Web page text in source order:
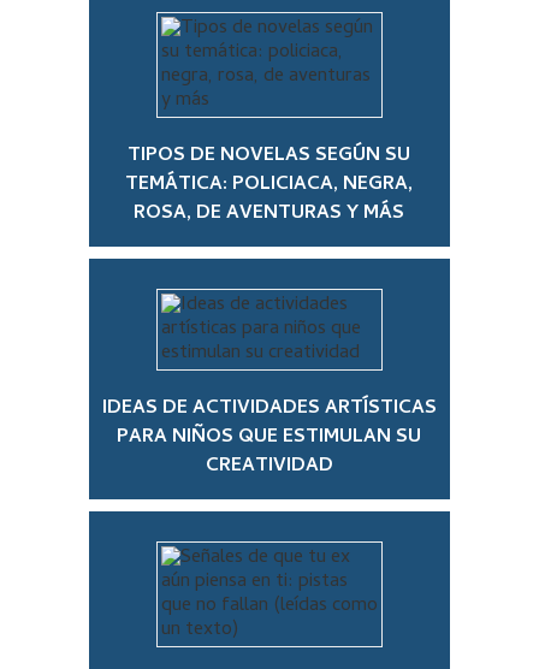
TIPOS DE NOVELAS SEGÚN SU
TEMÁTICA: POLICIACA, NEGRA,
ROSA, DE AVENTURAS Y MÁS
IDEAS DE ACTIVIDADES ARTÍSTICAS
PARA NIÑOS QUE ESTIMULAN SU
CREATIVIDAD